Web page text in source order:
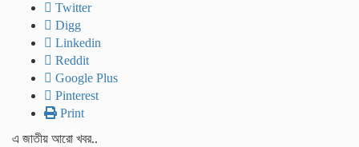
Twitter
Digg
Linkedin
Reddit
Google Plus
Pinterest
Print
এ জাতীয় আরো খবর..